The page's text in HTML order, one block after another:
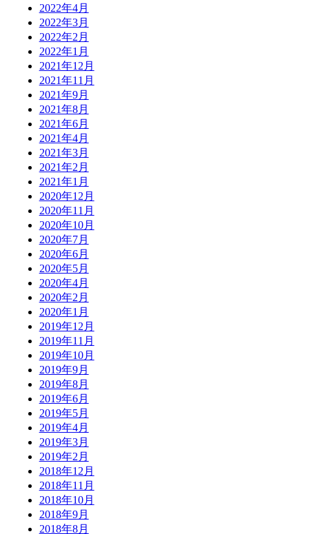
2022年4月
2022年3月
2022年2月
2022年1月
2021年12月
2021年11月
2021年9月
2021年8月
2021年6月
2021年4月
2021年3月
2021年2月
2021年1月
2020年12月
2020年11月
2020年10月
2020年7月
2020年6月
2020年5月
2020年4月
2020年2月
2020年1月
2019年12月
2019年11月
2019年10月
2019年9月
2019年8月
2019年6月
2019年5月
2019年4月
2019年3月
2019年2月
2018年12月
2018年11月
2018年10月
2018年9月
2018年8月